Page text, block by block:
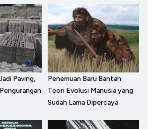
Paving,
Penemuan Baru Bantah
Teori Evolusi Manusia yang
Sudah Lama Dipercaya